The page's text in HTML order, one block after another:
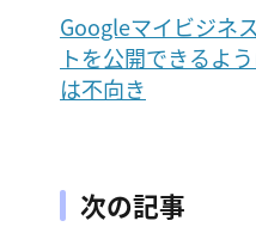
Googleマイビジネ
トを公開できるよ
は不向き
次の記事